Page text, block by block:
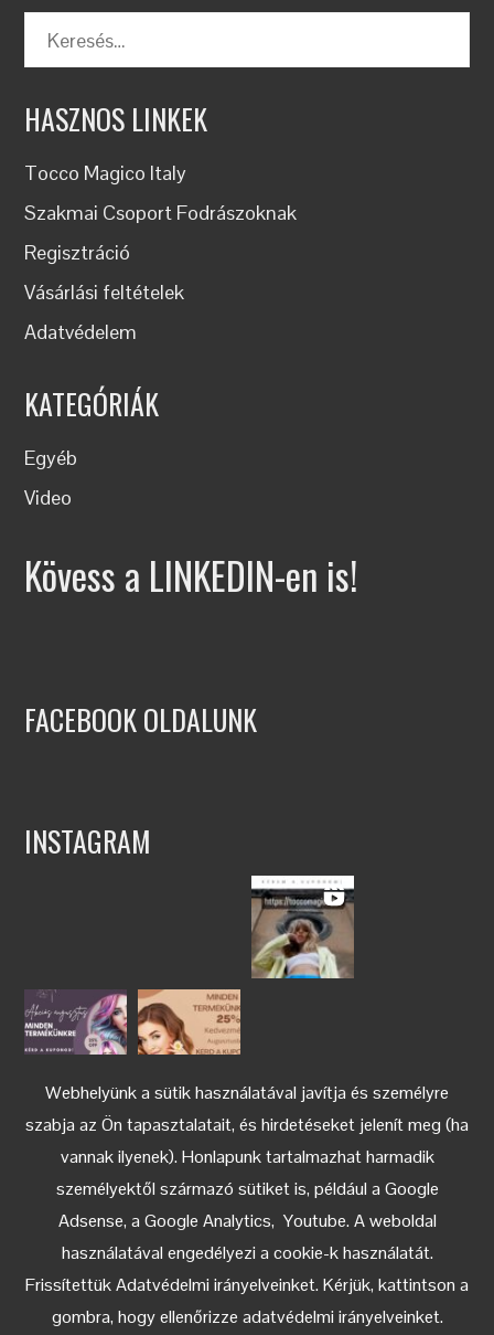
Webhelyünk a sütik használatával javítja és személyre
szabja az Ön tapasztalatait, és hirdetéseket jelenít meg (ha
vannak ilyenek). Honlapunk tartalmazhat harmadik
személyektől származó sütiket is, például a Google
Adsense, a Google Analytics, Youtube. A weboldal
használatával engedélyezi a cookie-k használatát.
Frissítettük Adatvédelmi irányelveinket. Kérjük, kattintson a
gombra, hogy ellenőrizze adatvédelmi irányelveinket.
Keresés:
HASZNOS LINKEK
Tocco Magico Italy
Szakmai Csoport Fodrászoknak
Regisztráció
Vásárlási feltételek
Adatvédelem
KATEGÓRIÁK
Egyéb
Video
Kövess a LINKEDIN-en is!
FACEBOOK OLDALUNK
INSTAGRAM
Keress az Instagramon